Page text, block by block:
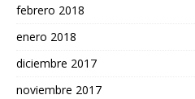
febrero 2018
enero 2018
diciembre 2017
noviembre 2017